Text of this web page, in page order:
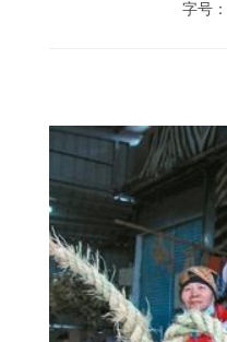
字号：